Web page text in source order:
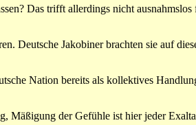
Das trifft allerdings nicht
Deutsche Jakobiner brachten sie auf
Nation bereits als kollektives
Mäßigung der Gefühle ist hier jeder